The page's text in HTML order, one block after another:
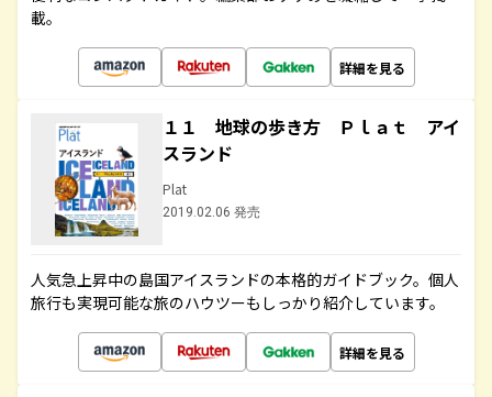
載。
詳細を見る
１１ 地球の歩き方 Ｐｌａｔ アイ
スランド
Plat
2019.02.06 発売
人気急上昇中の島国アイスランドの本格的ガイドブック。個人
旅行も実現可能な旅のハウツーもしっかり紹介しています。
詳細を見る